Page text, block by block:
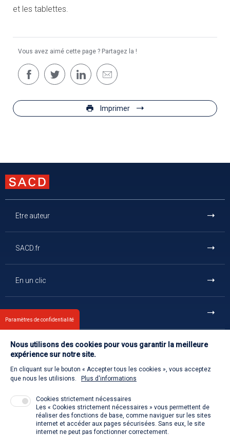
et les tablettes.
Vous avez aimé cette page ? Partagez la !
Imprimer
Etre auteur
SACD.fr
En un clic
Contact
Retour à l'accueil
Venir à la SACD
Paramètres de confidentialité
Nous utilisons des cookies pour vous garantir la meilleure
expérience sur notre site.
En cliquant sur le bouton « Accepter tous les cookies », vous acceptez
que nous les utilisions.
Plus d'informations
Cookies strictement nécessaires
Les « Cookies strictement nécessaires » vous permettent de
réaliser des fonctions de base, comme naviguer sur les sites
internet et accéder aux pages sécurisées. Sans eux, le site
internet ne peut pas fonctionner correctement.